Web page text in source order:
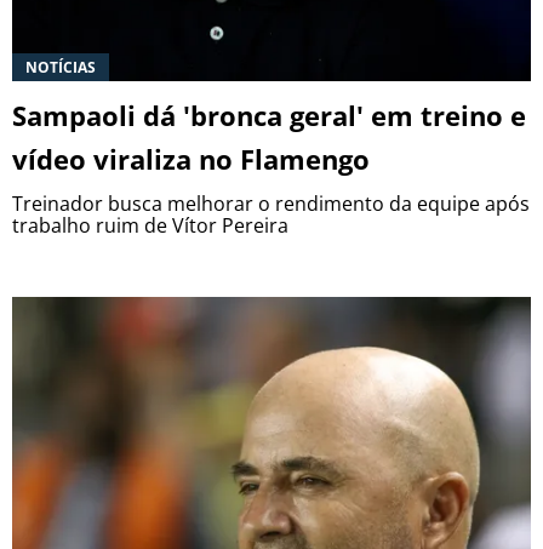
NOTÍCIAS
Sampaoli dá 'bronca geral' em treino e
vídeo viraliza no Flamengo
Treinador busca melhorar o rendimento da equipe após
trabalho ruim de Vítor Pereira